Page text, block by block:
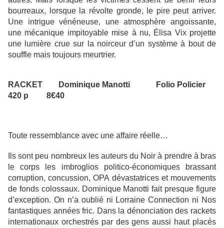
bourreaux, lorsque la révolte gronde, le pire peut arriver.
Une intrigue vénéneuse, une atmosphère angoissante,
une mécanique impitoyable mise à nu, Élisa Vix projette
une lumière crue sur la noirceur d’un système à bout de
souffle mais toujours meurtrier.
RACKET Dominique Manotti Folio Policier
420 p 8€40
Toute ressemblance avec une affaire réelle…
Ils sont peu nombreux les auteurs du Noir à prendre à bras
le corps les imbroglios politico-économiques brassant
corruption, concussion, OPA dévastatrices et mouvements
de fonds colossaux. Dominique Manotti fait presque figure
d’exception. On n’a oublié ni Lorraine Connection ni Nos
fantastiques années fric. Dans la dénonciation des rackets
internationaux orchestrés par des gens aussi haut placés